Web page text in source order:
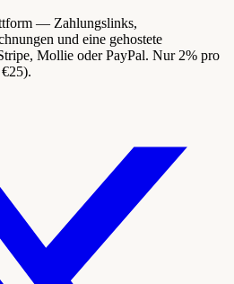
— Zahlungslinks,
und eine gehostete
Mollie oder PayPal. Nur 2% pro